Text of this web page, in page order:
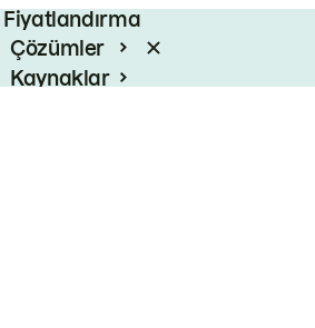
Fiyatlandırma
Çözümler
Kaynaklar